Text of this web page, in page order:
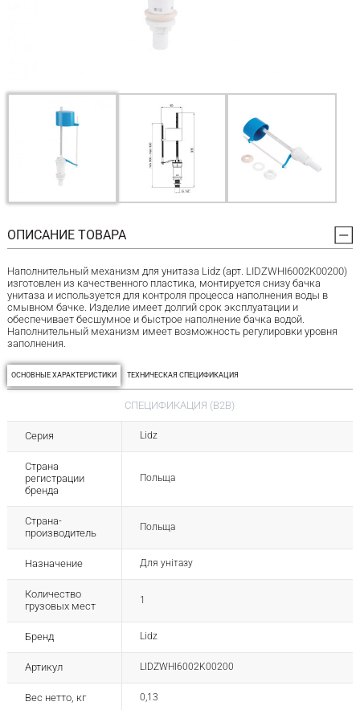
ОПИСАНИЕ ТОВАРА
Наполнительный механизм для унитаза Lidz (арт. LIDZWHI6002K00200)
изготовлен из качественного пластика, монтируется снизу бачка
унитаза и используется для контроля процесса наполнения воды в
смывном бачке. Изделие имеет долгий срок эксплуатации и
обеспечивает бесшумное и быстрое наполнение бачка водой.
Наполнительный механизм имеет возможность регулировки уровня
заполнения.
ОСНОВНЫЕ ХАРАКТЕРИСТИКИ ТЕХНИЧЕСКАЯ СПЕЦИФИКАЦИЯ
СПЕЦИФИКАЦИЯ (B2B)
Серия Lidz
Страна
регистрации
бренда
Польща
Страна-
производитель
Польща
Назначение Для унітазу
Количество
грузовых мест
1
Бренд Lidz
Артикул LIDZWHI6002K00200
Вес нетто, кг 0,13